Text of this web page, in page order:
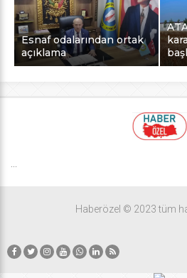
Esnaf odalarından ortak
açıklama
Haberözel © 2023 tüm